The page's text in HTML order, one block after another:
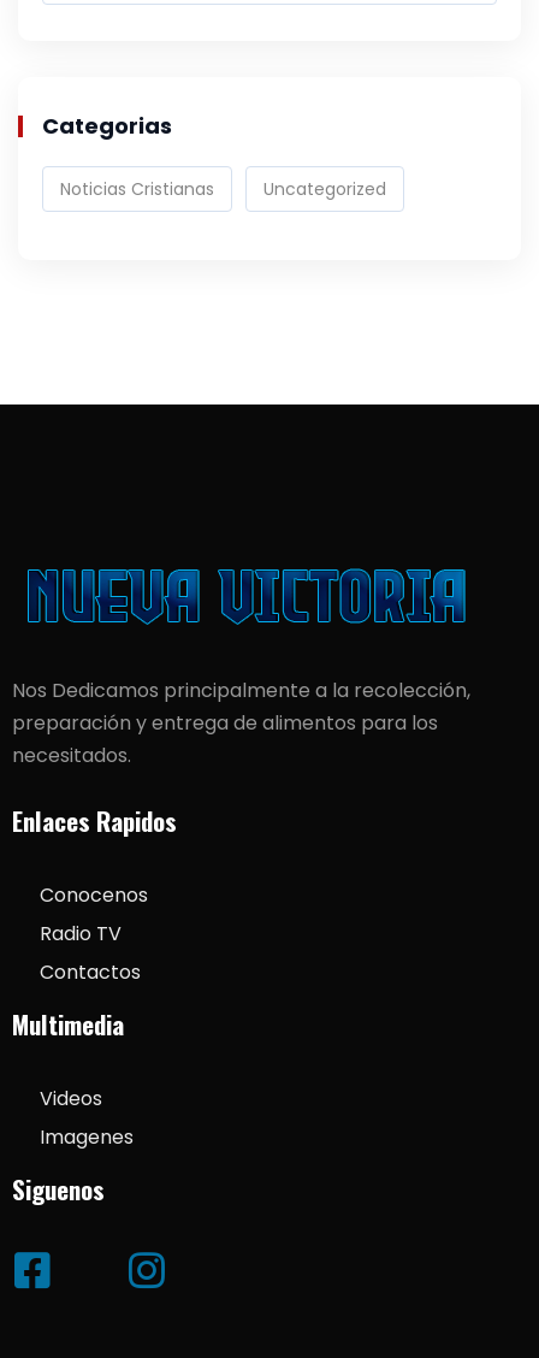
Categorias
Noticias Cristianas Uncategorized
Nos Dedicamos principalmente a la recolección,
preparación y entrega de alimentos para los
necesitados.
Enlaces Rapidos
Conocenos
Radio TV
Contactos
Multimedia
Videos
Imagenes
Siguenos